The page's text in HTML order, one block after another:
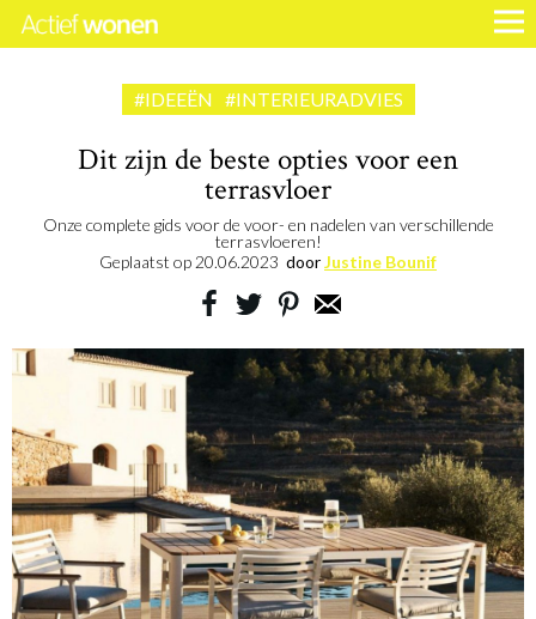
#IDEEËN #INTERIEURADVIES
Dit zijn de beste opties voor een
terrasvloer
Onze complete gids voor de voor- en nadelen van verschillende
terrasvloeren!
Geplaatst op 20.06.2023 doorJustine Bounif